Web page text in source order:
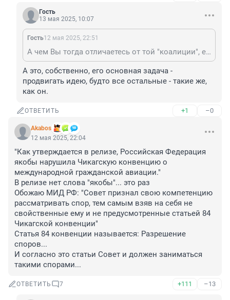
Гость
13 мая 2025, 10:07
Гость12 мая 2025, 22:51
А чем Вы тогда отличаетесь от той "коалиции", если вместо фактов и доказательств просто наклеиваете ярлыки?
А это, собственно, его основная задача -
продвигать идею, будто все остальные - такие же,
как он.
ОТВЕТИТЬ +1 –0
Akabos
12 мая 2025, 22:04
"Как утверждается в релизе, Российская Федерация
якобы нарушила Чикагскую конвенцию о
международной гражданской авиации."
В релизе нет слова "якобы"... это раз
Обожаю МИД РФ: "Совет признал свою компетенцию
рассматривать спор, тем самым взяв на себя не
свойственные ему и не предусмотренные статьей 84
Чикагской конвенции"
Статья 84 конвенции называется: Разрешение
споров...
И согласно это статьи Совет и должен заниматься
такими спорами...
ОТВЕТИТЬ 7 +111 –13